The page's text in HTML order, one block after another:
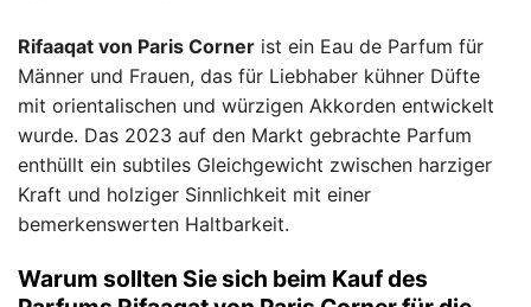
Rifaaqat von Paris Corner ist ein Eau de Parfum für
Männer und Frauen, das für Liebhaber kühner Düfte
mit orientalischen und würzigen Akkorden entwickelt
wurde. Das 2023 auf den Markt gebrachte Parfum
enthüllt ein subtiles Gleichgewicht zwischen harziger
Kraft und holziger Sinnlichkeit mit einer
bemerkenswerten Haltbarkeit.
Warum sollten Sie sich beim Kauf des